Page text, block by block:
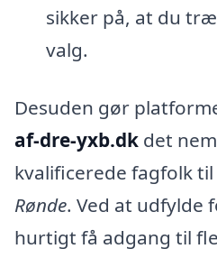
sikker på, at du
valg.
Desuden gør
af-dre-yxb.dk det
kvalificerede fagfolk til
Rønde. Ved at udfylde
hurtigt få adgang til